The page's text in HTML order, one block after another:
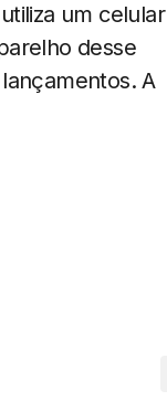
um celular
desse
A